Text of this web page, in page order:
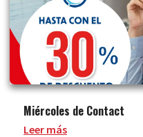
Miércoles de Contact
Leer más